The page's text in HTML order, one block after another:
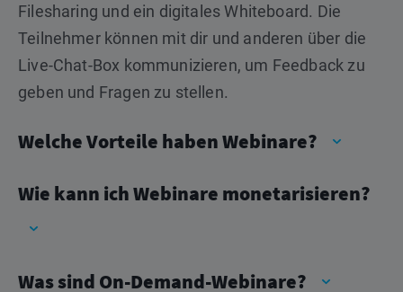
Filesharing und ein digitales Whiteboard. Die
Teilnehmer können mit dir und anderen über die
Live-Chat-Box kommunizieren, um Feedback zu
geben und Fragen zu stellen.
Welche Vorteile haben Webinare?
Wie kann ich Webinare monetarisieren?
Was sind On-Demand-Webinare?